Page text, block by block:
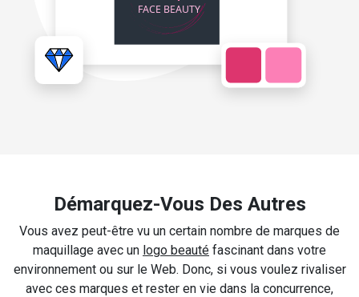
Démarquez-Vous Des Autres
Vous avez peut-être vu un certain nombre de marques de
maquillage avec un logo beauté fascinant dans votre
environnement ou sur le Web. Donc, si vous voulez rivaliser
avec ces marques et rester en vie dans la concurrence,